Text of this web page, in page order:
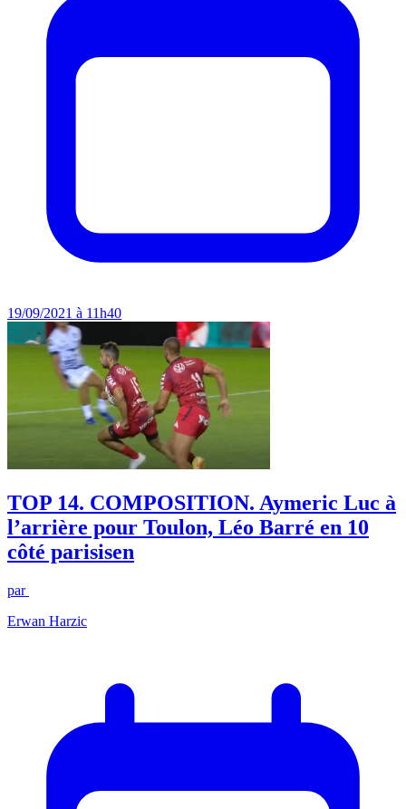
19/09/2021 à 11h40
TOP 14. COMPOSITION. Aymeric Luc à
l’arrière pour Toulon, Léo Barré en 10
côté parisisen
par
Erwan Harzic